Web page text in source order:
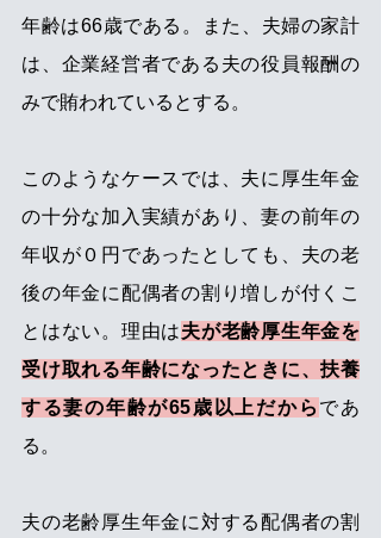
年齢は66歳である。また、夫婦の家計
は、企業経営者である夫の役員報酬の
みで賄われているとする。
このようなケースでは、夫に厚生年金
の十分な加入実績があり、妻の前年の
年収が０円であったとしても、夫の老
後の年金に配偶者の割り増しが付くこ
とはない。理由は夫が老齢厚生年金を
受け取れる年齢になったときに、扶養
する妻の年齢が65歳以上だから であ
る。
夫の老齢厚生年金に対する配偶者の割